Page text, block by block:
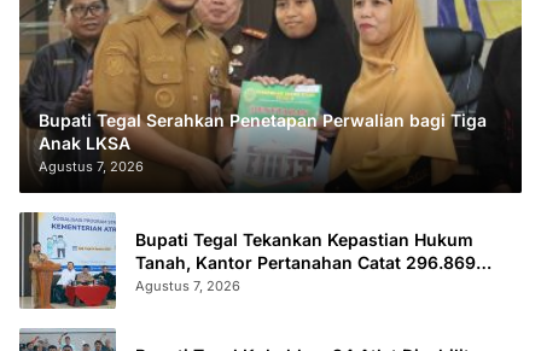
Bupati Tegal Serahkan Penetapan Perwalian bagi Tiga
Anak LKSA
Agustus 7, 2026
Bupati Tegal Tekankan Kepastian Hukum
Tanah, Kantor Pertanahan Catat 296.869
Sertifikat Terbit
Agustus 7, 2026